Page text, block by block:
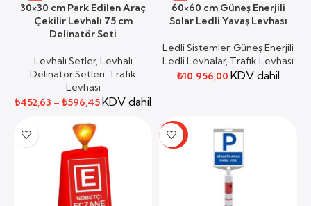
30×30 cm Park Edilen Araç
Çekilir Levhalı 75 cm
Delinatör Seti
Levhalı Setler,Levhalı
Delinatör Setleri, Trafik
Levhası
₺452,63 – ₺596,45KDV dahil
60×60 cm Güneş Enerjili
Solar Ledli Yavaş Levhası
Ledli Sistemler,Güneş Enerjili
Ledli Levhalar, Trafik Levhası
₺10.956,00 KDV dahil
-34%